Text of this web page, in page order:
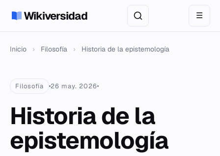
Wikiversidad ☰
Inicio › Filosofía › Historia de la epistemología
Filosofía 26 may. 2026
Historia de la
epistemología